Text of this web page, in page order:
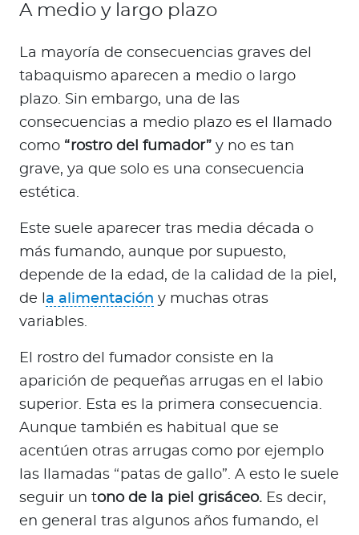
A medio y largo plazo
La mayoría de consecuencias graves del
tabaquismo aparecen a medio o largo
plazo. Sin embargo, una de las
consecuencias a medio plazo es el llamado
como “rostro del fumador” y no es tan
grave, ya que solo es una consecuencia
estética.
Este suele aparecer tras media década o
más fumando, aunque por supuesto,
depende de la edad, de la calidad de la piel,
de l a alimentación y muchas otras
variables.
El rostro del fumador consiste en la
aparición de pequeñas arrugas en el labio
superior. Esta es la primera consecuencia.
Aunque también es habitual que se
acentúen otras arrugas como por ejemplo
las llamadas “patas de gallo”. A esto le suele
seguir un tono de la piel grisáceo. Es decir,
en general tras algunos años fumando, el